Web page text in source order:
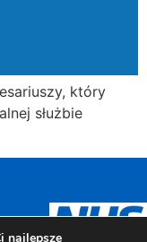
który
służbie
najlepsze
Arabic
Gujarati